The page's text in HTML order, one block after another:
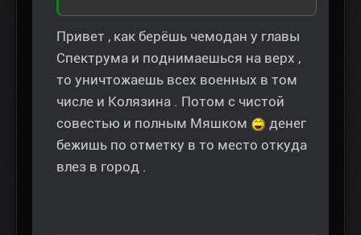
Привет , как берёшь чемодан у главы
Спектрума и поднимаешься на верх ,
то уничтожаешь всех военных в том
числе и Колязина . Потом с чистой
совестью и полным Мяшком
денег
бежишь по отметку в то место откуда
влез в город .